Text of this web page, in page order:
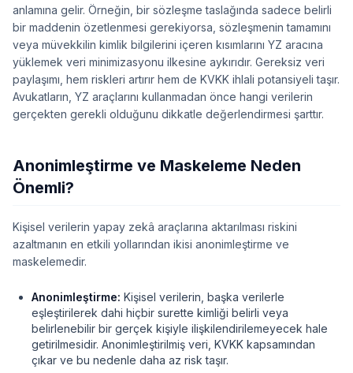
anlamına gelir. Örneğin, bir sözleşme taslağında sadece belirli
bir maddenin özetlenmesi gerekiyorsa, sözleşmenin tamamını
veya müvekkilin kimlik bilgilerini içeren kısımlarını YZ aracına
yüklemek veri minimizasyonu ilkesine aykırıdır. Gereksiz veri
paylaşımı, hem riskleri artırır hem de KVKK ihlali potansiyeli taşır.
Avukatların, YZ araçlarını kullanmadan önce hangi verilerin
gerçekten gerekli olduğunu dikkatle değerlendirmesi şarttır.
Anonimleştirme ve Maskeleme Neden
Önemli?
Kişisel verilerin yapay zekâ araçlarına aktarılması riskini
azaltmanın en etkili yollarından ikisi anonimleştirme ve
maskelemedir.
Anonimleştirme: Kişisel verilerin, başka verilerle
eşleştirilerek dahi hiçbir surette kimliği belirli veya
belirlenebilir bir gerçek kişiyle ilişkilendirilemeyecek hale
getirilmesidir. Anonimleştirilmiş veri, KVKK kapsamından
çıkar ve bu nedenle daha az risk taşır.